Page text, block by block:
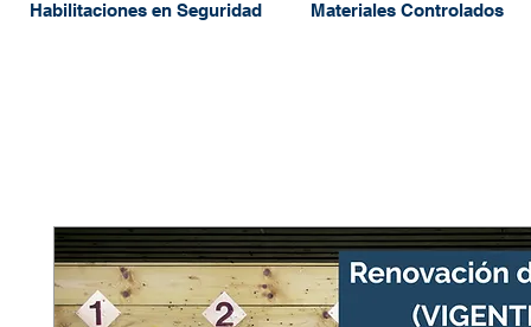
Habilitaciones en Seguridad Materiales Controlados